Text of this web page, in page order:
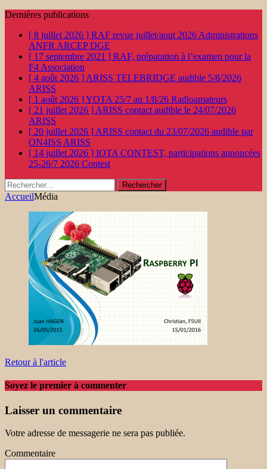
Dernières publications
[ 8 juillet 2026 ] RAF revue juillet/aout 2026 Administrations
ANFR ARCEP DGE
[ 17 septembre 2021 ] RAF, préparation à l’examen pour la
F4 Association
[ 4 août 2026 ] ARISS TELEBRIDGE audible 5/8/2026
ARISS
[ 1 août 2026 ]YOTA 25/7 au 1/8/26 Radioamateurs
[ 21 juillet 2026 ] ARISS contact audible le 24/07/2026
ARISS
[ 20 juillet 2026 ] ARISS contact du 23/07/2026 audible par
ON4ISS ARISS
[ 14 juillet 2026 ] IOTA CONTEST, participations annoncées
25-26/7 2026 Contest
Rechercher :
AccueilMédia
Retour à l'article
Soyez le premier à commenter
Laisser un commentaire
Votre adresse de messagerie ne sera pas publiée.
Commentaire